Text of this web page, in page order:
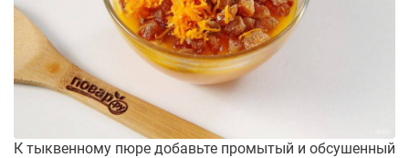
К тыквенному пюре добавьте промытый и обсушенный